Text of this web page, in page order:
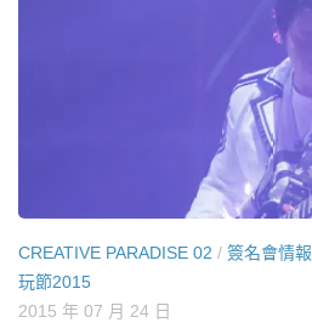
CREATIVE PARADISE 02 / 簽名會情報
玩節2015
2015 年 07 月 24 日